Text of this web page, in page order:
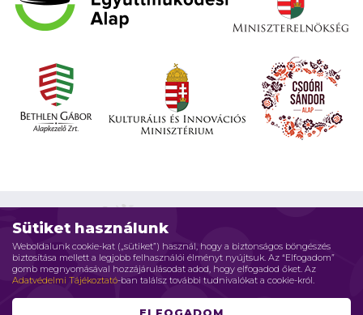
Sütiket használunk
Weboldalunk cookie-kat („sütiket”) használ, hogy a biztonságos böngészés
biztosítása mellett a legjobb felhasználói élményt nyújtsuk. Az “Elfogadom”
gomb megnyomásával hozzájárulásodat adod, hogy elfogadod őket. Az
Adatvédelmi Tájékoztató-ban találsz további tudnivalókat a cookie-król.
Impresszum Adatvédelmi elvek Jogi nyilatkozat